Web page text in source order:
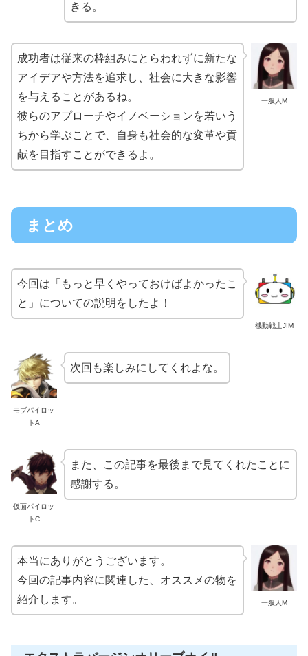
きる。
一般人M
成功者は従来の枠組みにとらわれずに新たな
アイデアや方法を追求し、社会に大きな影響
を与えることがあるね。
彼らのアプローチやイノベーションを若いう
ちから学ぶことで、自身も社会的な変革や貢
献を目指すことができるよ。
まとめ
機動戦士JIM
今回は「もっと早くやっておけばよかったこ
と」についての説明をしたよ！
モブパイロッ
トA
次回も楽しみにしてくれよな。
仮面パイロッ
トC
また、この記事を最後まで見てくれたことに
感謝する。
一般人M
本当にありがとうございます。
今回の記事内容に関連した、オススメの物を
紹介します。